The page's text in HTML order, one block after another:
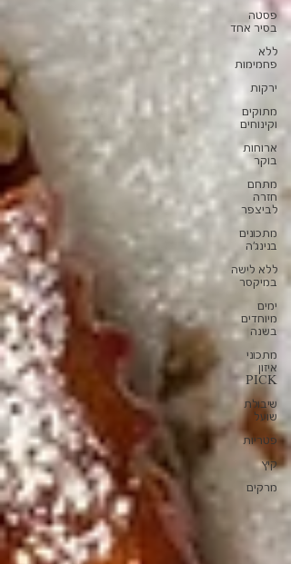
פסטה
בסיר אחד
ללא
פחמימות
ירקות
מתוקים
וקינוחים
ארוחות
בוקר
מתחם
חזרה
לביצפר
מתכונים
בנינג'ה
ללא לישה
במיקסר
ימים
מיוחדים
בשנה
מתכוני
איזון
PICK
שיבולת
שועל
פטריות
קיץ
מרקים